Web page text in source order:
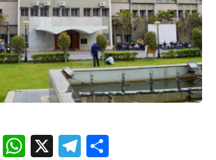
Facebook
WhatsApp
X Telegram